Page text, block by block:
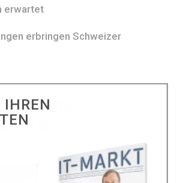
erwartet
erbringen Schweizer
IHREN